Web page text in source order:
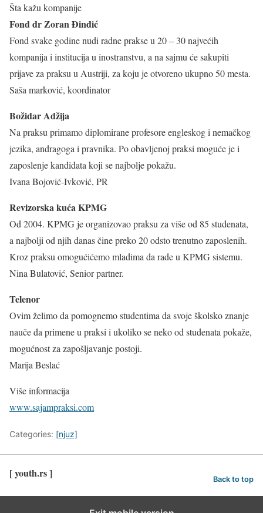
Šta kažu kompanije
Fond dr Zoran Đinđić
Fond svake godine nudi radne prakse u 20 – 30 najvećih
kompanija i institucija u inostranstvu, a na sajmu će sakupiti
prijave za praksu u Austriji, za koju je otvoreno ukupno 50 mesta.
Saša marković, koordinator
Božidar Adžija
Na praksu primamo diplomirane profesore engleskog i nemačkog
jezika, andragoga i pravnika. Po obavljenoj praksi moguće je i
zaposlenje kandidata koji se najbolje pokažu.
Ivana Bojović-Ivković, PR
Revizorska kuća KPMG
Od 2004. KPMG je organizovao praksu za više od 85 studenata,
a najbolji od njih danas čine preko 20 odsto trenutno zaposlenih.
Kroz praksu omogućićemo mladima da rade u KPMG sistemu.
Nina Bulatović, Senior partner.
Telenor
Ovim želimo da pomognemo studentima da svoje školsko znanje
nauče da primene u praksi i ukoliko se neko od studenata pokaže,
mogućnost za zapošljavanje postoji.
Marija Beslać
Više informacija
www.sajampraksi.com
Categories: [njuz]
[ youth.rs ] Back to top